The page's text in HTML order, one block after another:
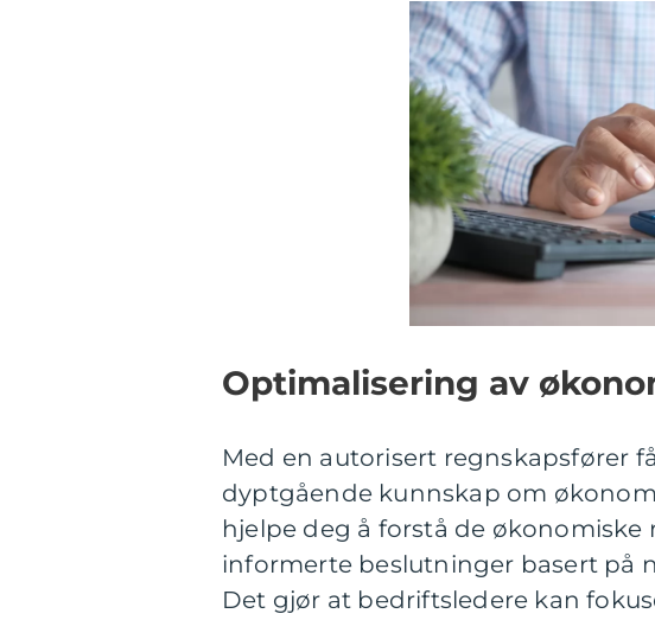
Optimalisering av
Med en autorisert regnskapsfører
dyptgående kunnskap om
hjelpe deg å forstå de økonomiske
informerte beslutninger basert på
Det gjør at bedriftsledere kan